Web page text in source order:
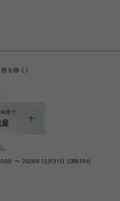
を除く)
用で
分 〜 2026年12月31日 23時59分